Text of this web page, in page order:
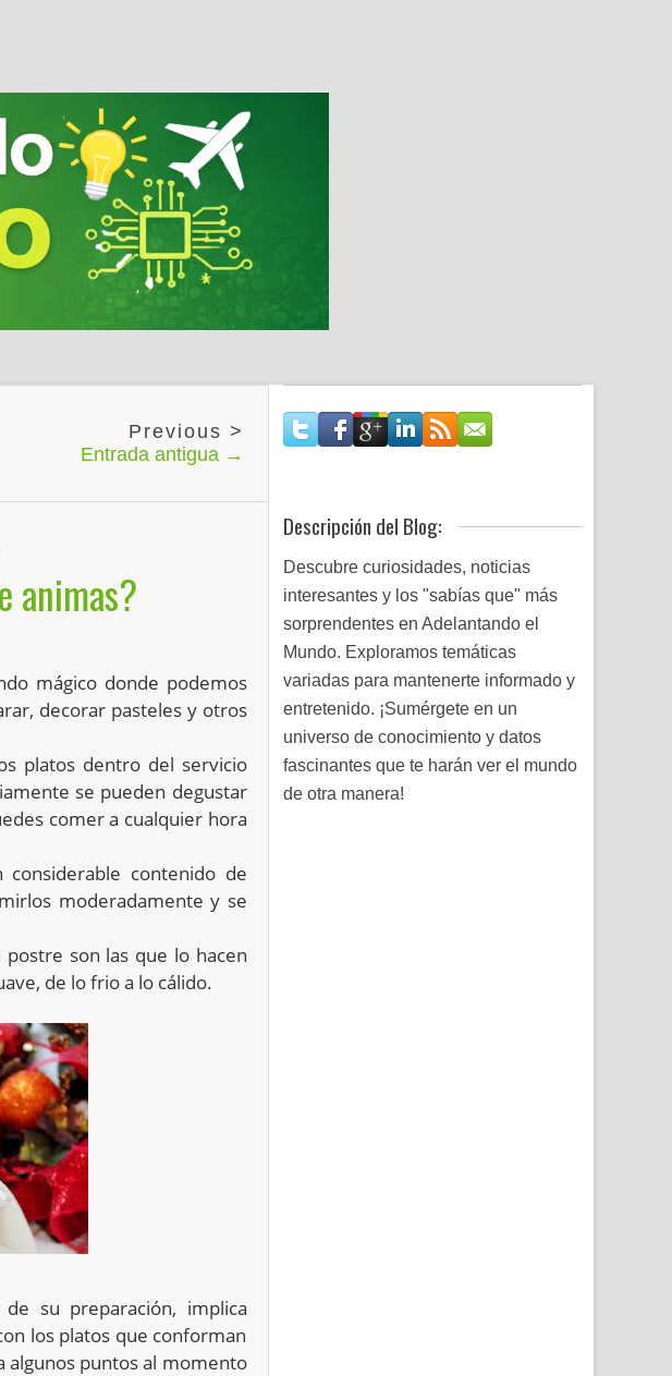
Entrada antigua →
animas?
mágico donde podemos
decorar pasteles y otros
platos dentro del servicio
se pueden degustar
comer a cualquier hora
contenido de
moderadamente y se
son las que lo hacen
de lo frio a lo cálido.
su preparación, implica
los platos que conforman
algunos puntos al momento
Descripción del Blog:
Descubre curiosidades, noticias
interesantes y los "sabías que" más
sorprendentes en Adelantando el
Mundo. Exploramos temáticas
variadas para mantenerte informado y
entretenido. ¡Sumérgete en un
universo de conocimiento y datos
fascinantes que te harán ver el mundo
de otra manera!